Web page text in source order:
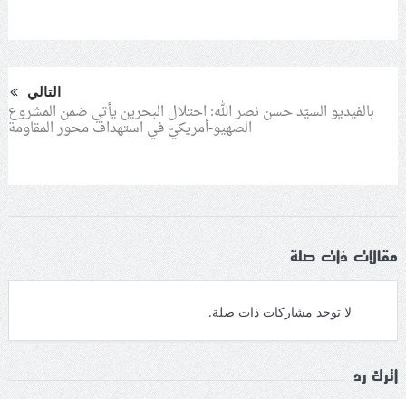
التالي
بالفيديو السيّد حسن نصر الله: احتلال البحرين يأتي ضمن المشروع
الصهيو-أمريكيّ في استهداف محور المقاومة
مقالات ذات صلة
لا توجد مشاركات ذات صلة.
اترك رد